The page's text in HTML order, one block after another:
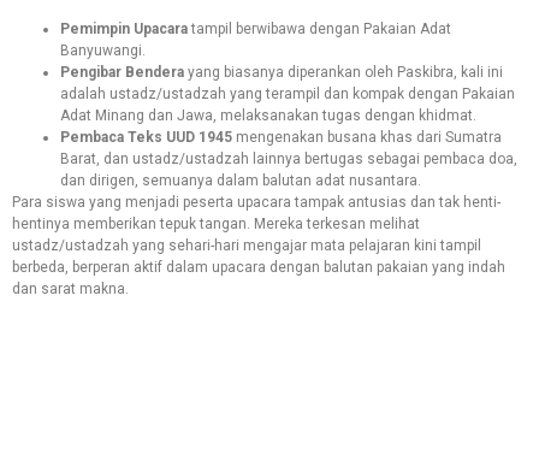
Pemimpin Upacaratampil berwibawa dengan Pakaian Adat
Banyuwangi.
Pengibar Bendera yang biasanya diperankan oleh Paskibra, kali ini
adalah ustadz/ustadzah yang terampil dan kompak dengan Pakaian
Adat Minang dan Jawa, melaksanakan tugas dengan khidmat.
Pembaca Teks UUD 1945 mengenakan busana khas dari Sumatra
Barat, dan ustadz/ustadzah lainnya bertugas sebagai pembaca doa,
dan dirigen, semuanya dalam balutan adat nusantara.
Para siswa yang menjadi peserta upacara tampak antusias dan tak henti-
hentinya memberikan tepuk tangan. Mereka terkesan melihat
ustadz/ustadzah yang sehari-hari mengajar mata pelajaran kini tampil
berbeda, berperan aktif dalam upacara dengan balutan pakaian yang indah
dan sarat makna.